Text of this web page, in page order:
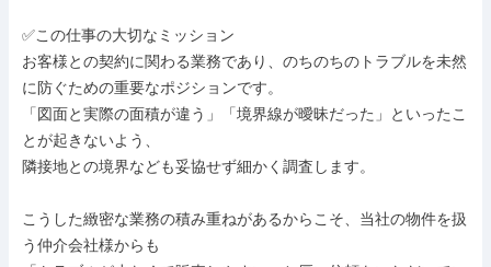
✅この仕事の大切なミッション
お客様との契約に関わる業務であり、のちのちのトラブルを未然
に防ぐための重要なポジションです。
「図面と実際の面積が違う」「境界線が曖昧だった」といったこ
とが起きないよう、
隣接地との境界なども妥協せず細かく調査します。
こうした緻密な業務の積み重ねがあるからこそ、当社の物件を扱
う仲介会社様からも